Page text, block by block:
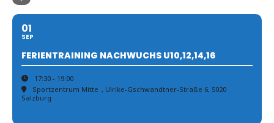
01
SEP
FERIENTRAINING NACHWUCHS U10,12,14,16
17:30 - 19:00
Sportzentrum Mitte , Ulrike-Gschwandtner-Straße 6, 5020
Salzburg